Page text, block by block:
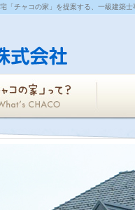
「チャコの家」を提案する、一級建築